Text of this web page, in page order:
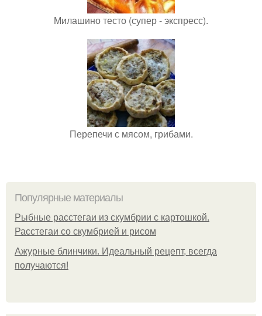
Милашино тесто (супер - экспресс).
Перепечи с мясом, грибами.
Популярные материалы
Рыбные расстегаи из скумбрии с картошкой.
Расстегаи со скумбрией и рисом
Ажурные блинчики. Идеальный рецепт, всегда
получаются!